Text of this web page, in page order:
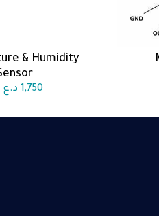
اضف& Humidity
1,750 د.ع